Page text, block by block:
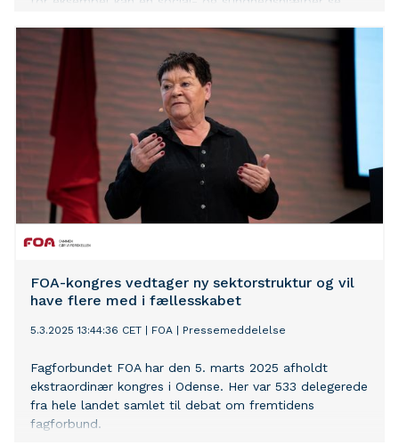
3.000 kroner.
FOA-kongres vedtager ny sektorstruktur og vil
have flere med i fællesskabet
5.3.2025 13:44:36 CET FOA Pressemeddelelse
Fagforbundet FOA har den 5. marts 2025 afholdt
ekstraordinær kongres i Odense. Her var 533 delegerede
fra hele landet samlet til debat om fremtidens
fagforbund.